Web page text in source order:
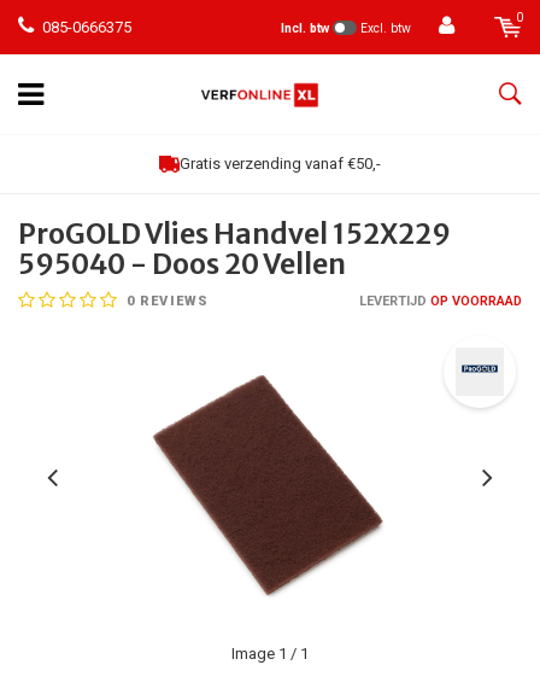
085-0666375 Incl. btw Excl. btw
0
Gratis verzending vanaf €50,-
ProGOLD Vlies Handvel 152X229
595040 - Doos 20 Vellen
0 REVIEWS LEVERTIJD OP VOORRAAD
Image 1 / 1